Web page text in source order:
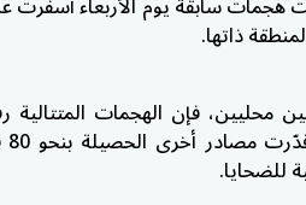
ذاتها.
للضحايا.